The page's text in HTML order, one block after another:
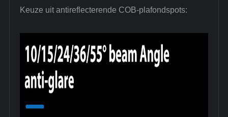
Keuze uit antireflecterende COB-plafondspots: